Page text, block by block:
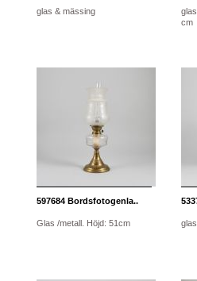
glas & mässing
cm
597684 Bordsfotogenla..
Glas /metall. Höjd: 51cm